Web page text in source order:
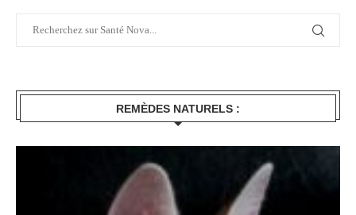
REMÈDES NATURELS :